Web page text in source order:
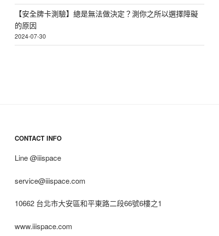
覺
不
好〉
【安全牌卡測驗】總是無法做決定？測你之所以選擇障礙
的原因
2024-07-30
CONTACT INFO
Line @iiispace
service@iiispace.com
10662 台北市大安區和平東路二段66號6樓之1
www.iiispace.com